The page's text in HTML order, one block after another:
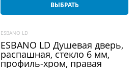
ВЫБРАТЬ
ESBANO LD
ESBANO LD Душевая дверь,
распашная, стекло 6 мм,
профиль-хром, правая